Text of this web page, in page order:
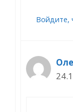
Войдите,